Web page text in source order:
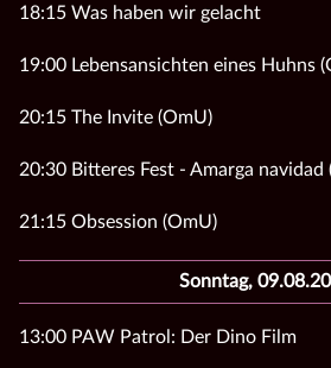
18:15 Was haben wir gelacht
19:00 Lebensansichten eines Huhns
20:15 The Invite (OmU)
20:30 Bitteres Fest - Amarga navidad
21:15 Obsession (OmU)
Sonntag,
13:00 PAW Patrol: Der Dino Film